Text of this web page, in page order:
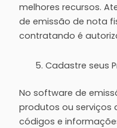
melhores recursos.
de emissão de nota
contratando é
Cadastre seus
No software de
produtos ou serviços
códigos e